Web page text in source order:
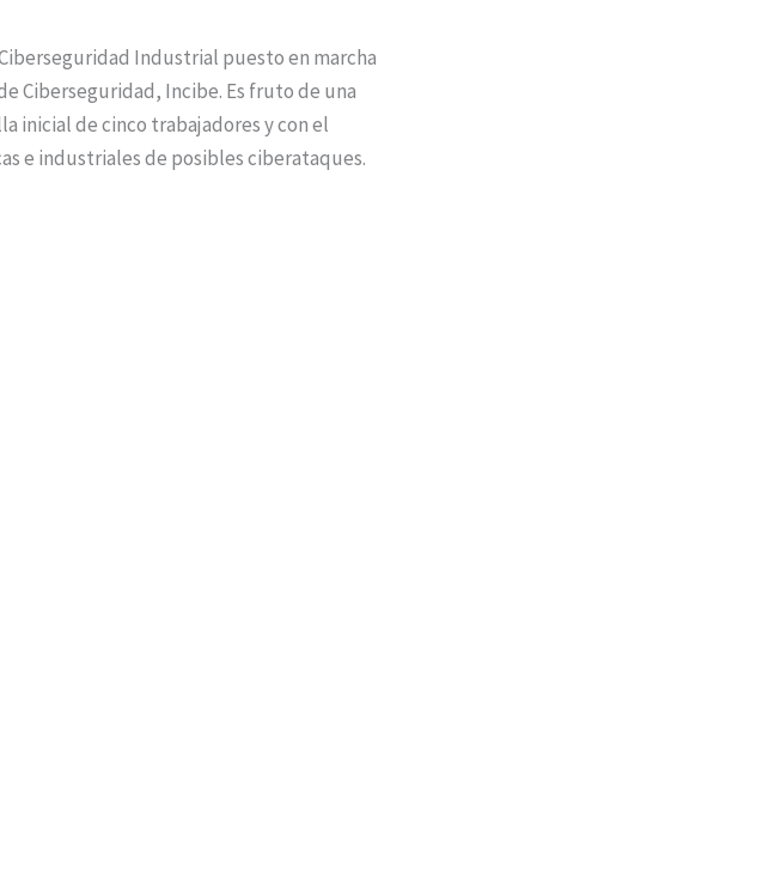
Industrial puesto en marcha
Ciberseguridad, Incibe. Es fruto de una
inicial de cinco trabajadores y con el
e industriales de posibles ciberataques.